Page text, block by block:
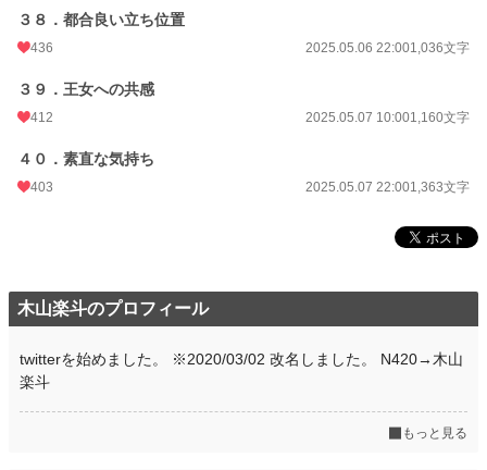
３８．都合良い立ち位置
436 2025.05.06 22:001,036文字
３９．王女への共感
412 2025.05.07 10:001,160文字
４０．素直な気持ち
403 2025.05.07 22:001,363文字
木山楽斗のプロフィール
twitterを始めました。 ※2020/03/02 改名しました。 N420→木山
楽斗
もっと見る